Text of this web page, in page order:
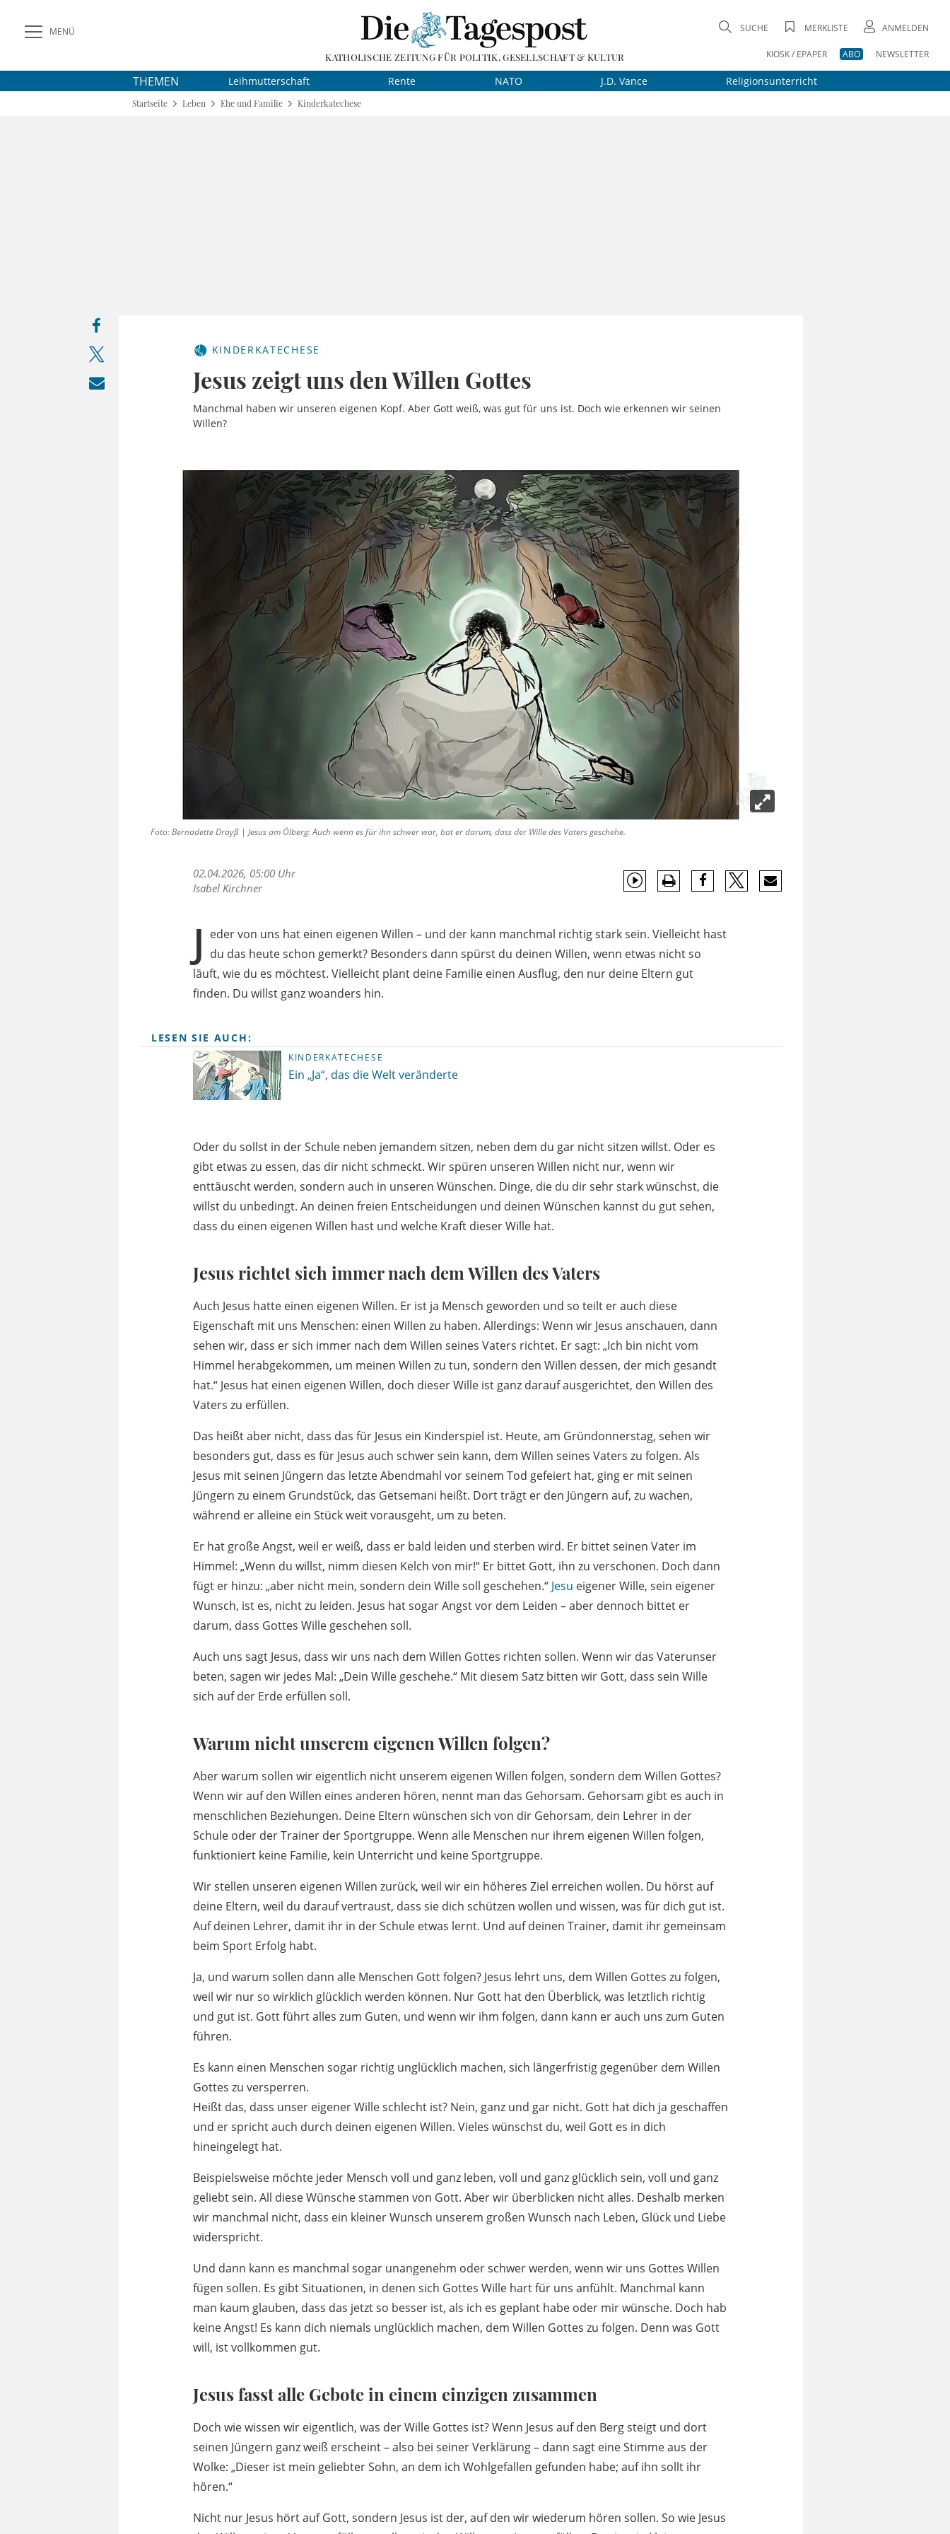
MENÜ
KATHOLISCHE ZEITUNG FÜR POLITIK, GESELLSCHAFT & KULTUR
SUCHE MERKLISTE ANMELDEN
KIOSK / EPAPER ABO NEWSLETTER
THEMEN Leihmutterschaft Rente NATO J.D. Vance Religionsunterricht
Startseite Leben Ehe und Familie Kinderkatechese
KINDERKATECHESE
Jesus zeigt uns den Willen Gottes
Manchmal haben wir unseren eigenen Kopf. Aber Gott weiß, was gut für uns ist. Doch wie erkennen wir seinen
Willen?
Foto: Bernadette Drayß | Jesus am Ölberg: Auch wenn es für ihn schwer war, bat er darum, dass der Wille des Vaters geschehe.
02.04.2026, 05:00 Uhr
Isabel Kirchner
J eder von uns hat einen eigenen Willen – und der kann manchmal richtig stark sein. Vielleicht hast
du das heute schon gemerkt? Besonders dann spürst du deinen Willen, wenn etwas nicht so
läuft, wie du es möchtest. Vielleicht plant deine Familie einen Ausflug, den nur deine Eltern gut
finden. Du willst ganz woanders hin.
LESEN SIE AUCH:
KINDERKATECHESE
Ein „Ja“, das die Welt veränderte
Oder du sollst in der Schule neben jemandem sitzen, neben dem du gar nicht sitzen willst. Oder es
gibt etwas zu essen, das dir nicht schmeckt. Wir spüren unseren Willen nicht nur, wenn wir
enttäuscht werden, sondern auch in unseren Wünschen. Dinge, die du dir sehr stark wünschst, die
willst du unbedingt. An deinen freien Entscheidungen und deinen Wünschen kannst du gut sehen,
dass du einen eigenen Willen hast und welche Kraft dieser Wille hat.
Jesus richtet sich immer nach dem Willen des Vaters
Auch Jesus hatte einen eigenen Willen. Er ist ja Mensch geworden und so teilt er auch diese
Eigenschaft mit uns Menschen: einen Willen zu haben. Allerdings: Wenn wir Jesus anschauen, dann
sehen wir, dass er sich immer nach dem Willen seines Vaters richtet. Er sagt: „Ich bin nicht vom
Himmel herabgekommen, um meinen Willen zu tun, sondern den Willen dessen, der mich gesandt
hat.“ Jesus hat einen eigenen Willen, doch dieser Wille ist ganz darauf ausgerichtet, den Willen des
Vaters zu erfüllen.
Das heißt aber nicht, dass das für Jesus ein Kinderspiel ist. Heute, am Gründonnerstag, sehen wir
besonders gut, dass es für Jesus auch schwer sein kann, dem Willen seines Vaters zu folgen. Als
Jesus mit seinen Jüngern das letzte Abendmahl vor seinem Tod gefeiert hat, ging er mit seinen
Jüngern zu einem Grundstück, das Getsemani heißt. Dort trägt er den Jüngern auf, zu wachen,
während er alleine ein Stück weit vorausgeht, um zu beten.
Er hat große Angst, weil er weiß, dass er bald leiden und sterben wird. Er bittet seinen Vater im
Himmel: „Wenn du willst, nimm diesen Kelch von mir!“ Er bittet Gott, ihn zu verschonen. Doch dann
fügt er hinzu: „aber nicht mein, sondern dein Wille soll geschehen.“ Jesu eigener Wille, sein eigener
Wunsch, ist es, nicht zu leiden. Jesus hat sogar Angst vor dem Leiden – aber dennoch bittet er
darum, dass Gottes Wille geschehen soll.
Auch uns sagt Jesus, dass wir uns nach dem Willen Gottes richten sollen. Wenn wir das Vaterunser
beten, sagen wir jedes Mal: „Dein Wille geschehe.“ Mit diesem Satz bitten wir Gott, dass sein Wille
sich auf der Erde erfüllen soll.
Warum nicht unserem eigenen Willen folgen?
Aber warum sollen wir eigentlich nicht unserem eigenen Willen folgen, sondern dem Willen Gottes?
Wenn wir auf den Willen eines anderen hören, nennt man das Gehorsam. Gehorsam gibt es auch in
menschlichen Beziehungen. Deine Eltern wünschen sich von dir Gehorsam, dein Lehrer in der
Schule oder der Trainer der Sportgruppe. Wenn alle Menschen nur ihrem eigenen Willen folgen,
funktioniert keine Familie, kein Unterricht und keine Sportgruppe.
Wir stellen unseren eigenen Willen zurück, weil wir ein höheres Ziel erreichen wollen. Du hörst auf
deine Eltern, weil du darauf vertraust, dass sie dich schützen wollen und wissen, was für dich gut ist.
Auf deinen Lehrer, damit ihr in der Schule etwas lernt. Und auf deinen Trainer, damit ihr gemeinsam
beim Sport Erfolg habt.
Ja, und warum sollen dann alle Menschen Gott folgen? Jesus lehrt uns, dem Willen Gottes zu folgen,
weil wir nur so wirklich glücklich werden können. Nur Gott hat den Überblick, was letztlich richtig
und gut ist. Gott führt alles zum Guten, und wenn wir ihm folgen, dann kann er auch uns zum Guten
führen.
Es kann einen Menschen sogar richtig unglücklich machen, sich längerfristig gegenüber dem Willen
Gottes zu versperren.
Heißt das, dass unser eigener Wille schlecht ist? Nein, ganz und gar nicht. Gott hat dich ja geschaffen
und er spricht auch durch deinen eigenen Willen. Vieles wünschst du, weil Gott es in dich
hineingelegt hat.
Beispielsweise möchte jeder Mensch voll und ganz leben, voll und ganz glücklich sein, voll und ganz
geliebt sein. All diese Wünsche stammen von Gott. Aber wir überblicken nicht alles. Deshalb merken
wir manchmal nicht, dass ein kleiner Wunsch unserem großen Wunsch nach Leben, Glück und Liebe
widerspricht.
Und dann kann es manchmal sogar unangenehm oder schwer werden, wenn wir uns Gottes Willen
fügen sollen. Es gibt Situationen, in denen sich Gottes Wille hart für uns anfühlt. Manchmal kann
man kaum glauben, dass das jetzt so besser ist, als ich es geplant habe oder mir wünsche. Doch hab
keine Angst! Es kann dich niemals unglücklich machen, dem Willen Gottes zu folgen. Denn was Gott
will, ist vollkommen gut.
Jesus fasst alle Gebote in einem einzigen zusammen
Doch wie wissen wir eigentlich, was der Wille Gottes ist? Wenn Jesus auf den Berg steigt und dort
seinen Jüngern ganz weiß erscheint – also bei seiner Verklärung – dann sagt eine Stimme aus der
Wolke: „Dieser ist mein geliebter Sohn, an dem ich Wohlgefallen gefunden habe; auf ihn sollt ihr
hören.“
Nicht nur Jesus hört auf Gott, sondern Jesus ist der, auf den wir wiederum hören sollen. So wie Jesus